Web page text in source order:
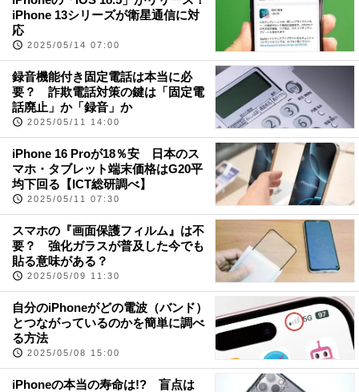
iPhone 13シリーズが衛星通信に対
応
2025/05/14 07:00
録音機能付き固定電話は本当に必
要？ 詐欺電話対策の鍵は「固定電
話廃止」か「録音」か
2025/05/11 14:00
iPhone 16 Proが18％安 日本のス
マホ・タブレット端末価格はG20平
均下回る【ICT総研調べ】
2025/05/11 07:30
スマホの『画面保護フィルム』は不
要？ 強化ガラスが普及した今でも
貼る意味がある？
2025/05/09 11:30
自分のiPhoneがどの電波（バンド）
とつながっているのかを簡単に調べ
る方法
2025/05/08 15:00
iPhoneの本当の寿命は!? 盲点は